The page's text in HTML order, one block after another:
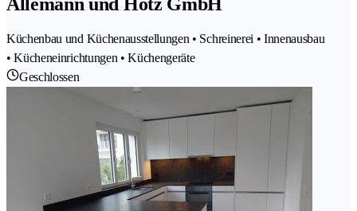
Küchenbau und Küchenausstellungen • Schreinerei • Innenausbau
• Kücheneinrichtungen • Küchengeräte
Geschlossen